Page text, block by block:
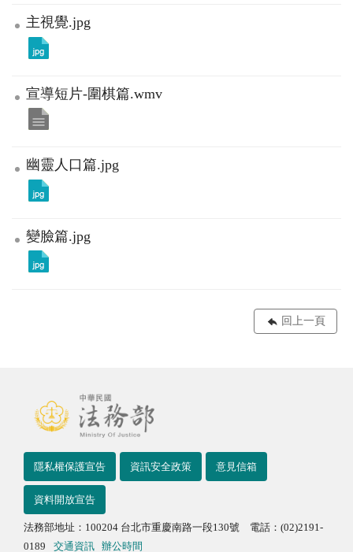
主視覺.jpg
宣導短片-圍棋篇.wmv
幽靈人口篇.jpg
變臉篇.jpg
回上一頁
隱私權保護宣告 資訊安全政策 意見信箱
資料開放宣告
法務部地址：100204 台北市重慶南路一段130號 電話：(02)2191-
0189
交通資訊 辦公時間